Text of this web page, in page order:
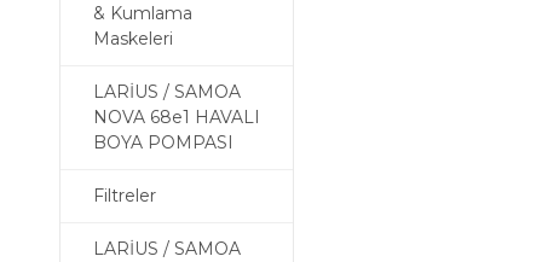
& Kumlama
Maskeleri
LARİUS / SAMOA
NOVA 68e1 HAVALI
BOYA POMPASI
Filtreler
LARİUS / SAMOA